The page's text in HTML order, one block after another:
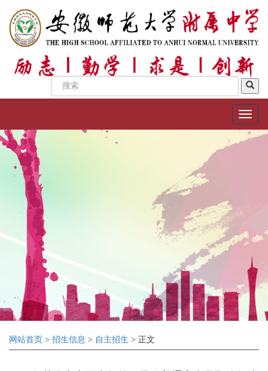
网站首页 > 招生信息 > 自主招生 > 正文